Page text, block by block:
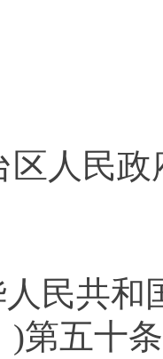
区人民
民共和
)第五十